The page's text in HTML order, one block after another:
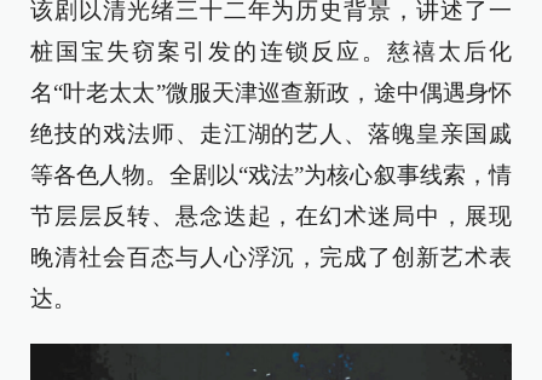
该剧以清光绪三十二年为历史背景，讲述了一
桩国宝失窃案引发的连锁反应。慈禧太后化
名“叶老太太”微服天津巡查新政，途中偶遇身怀
绝技的戏法师、走江湖的艺人、落魄皇亲国戚
等各色人物。全剧以“戏法”为核心叙事线索，情
节层层反转、悬念迭起，在幻术迷局中，展现
晚清社会百态与人心浮沉，完成了创新艺术表
达。